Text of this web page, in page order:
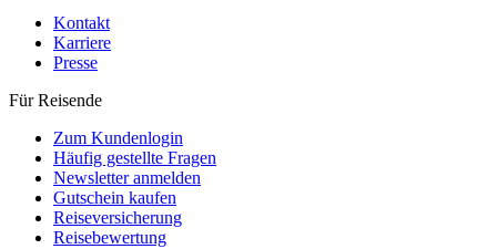
Kontakt
Karriere
Presse
Für Reisende
Zum Kundenlogin
Häufig gestellte Fragen
Newsletter anmelden
Gutschein kaufen
Reiseversicherung
Reisebewertung